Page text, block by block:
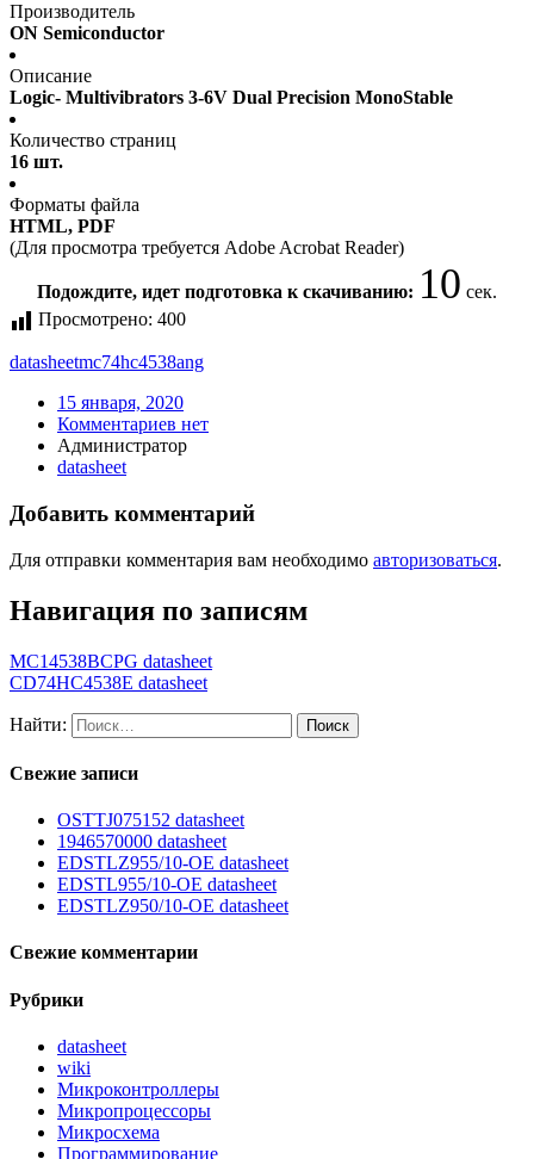
Производитель
ON Semiconductor
Описание
Logic- Multivibrators 3-6V Dual Precision MonoStable
Количество страниц
16 шт.
Форматы файла
HTML, PDF
(Для просмотра требуется Adobe Acrobat Reader)
Подождите, идет подготовка к скачиванию: 10 сек.
Просмотрено: 400
datasheetmc74hc4538ang
15 января, 2020
Комментариев нет
Администратор
datasheet
Добавить комментарий
Для отправки комментария вам необходимо авторизоваться.
Навигация по записям
MC14538BCPG datasheet
CD74HC4538E datasheet
Найти:
Свежие записи
OSTTJ075152 datasheet
1946570000 datasheet
EDSTLZ955/10-OE datasheet
EDSTL955/10-OE datasheet
EDSTLZ950/10-OE datasheet
Свежие комментарии
Рубрики
datasheet
wiki
Микроконтроллеры
Микропроцессоры
Микросхема
Программирование